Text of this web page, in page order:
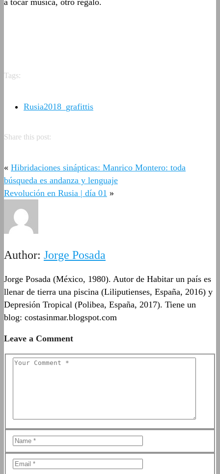
a tocar música, otro regalo.
Tags:
Rusia2018_grafittis
Share this post:
« Hibridaciones sinápticas: Manrico Montero: toda
búsqueda es andanza y lenguaje
Revolución en Rusia | día 01 »
Author: Jorge Posada
Jorge Posada (México, 1980). Autor de Habitar un país es
llenar de tierra una piscina (Liliputienses, España, 2016) y
Depresión Tropical (Polibea, España, 2017). Tiene un
blog: costasinmar.blogspot.com
Leave a Comment